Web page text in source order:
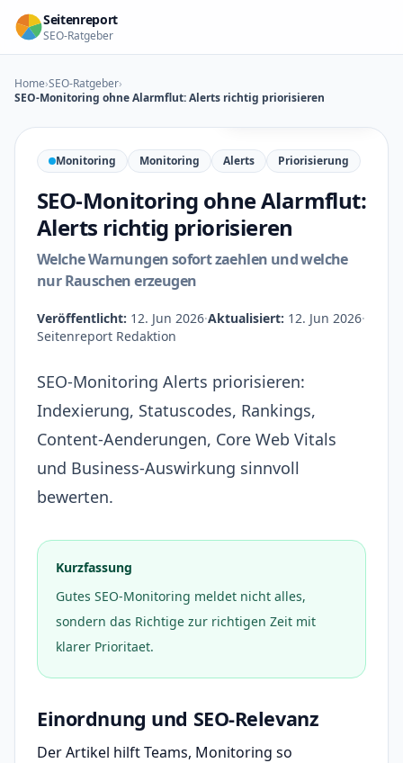
Zum Inhalt springen
Seitenreport
SEO-Ratgeber
Home›SEO-Ratgeber›
SEO-Monitoring ohne Alarmflut: Alerts richtig priorisieren
KI-generierte Illustration
Monitoring Monitoring Alerts Priorisierung
SEO-Monitoring ohne Alarmflut:
Alerts richtig priorisieren
Welche Warnungen sofort zaehlen und welche
nur Rauschen erzeugen
Veröffentlicht: 12. Jun 2026·Aktualisiert: 12. Jun 2026·
Seitenreport Redaktion
SEO-Monitoring Alerts priorisieren:
Indexierung, Statuscodes, Rankings,
Content-Aenderungen, Core Web Vitals
und Business-Auswirkung sinnvoll
bewerten.
Kurzfassung
Gutes SEO-Monitoring meldet nicht alles,
sondern das Richtige zur richtigen Zeit mit
klarer Prioritaet.
Einordnung und SEO-Relevanz
Der Artikel hilft Teams, Monitoring so